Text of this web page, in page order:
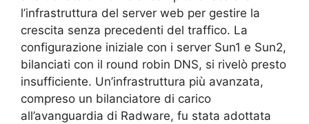
l’infrastruttura del server web per gestire la
crescita senza precedenti del traffico. La
configurazione iniziale con i server Sun1 e Sun2,
bilanciati con il round robin DNS, si rivelò presto
insufficiente. Un’infrastruttura più avanzata,
compreso un bilanciatore di carico
all’avanguardia di Radware, fu stata adottata